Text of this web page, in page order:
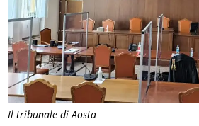
Il tribunale di Aosta